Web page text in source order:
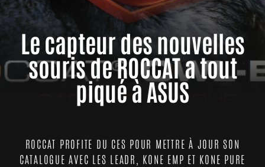
Le capteur des nouvelles
souris de ROCCAT a tout
piqué à ASUS
ROCCAT PROFITE DU CES POUR METTRE À JOUR SON
CATALOGUE AVEC LES LEADR, KONE EMP ET KONE PURE